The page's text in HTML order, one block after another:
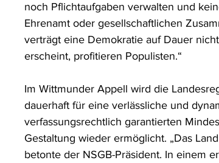
noch Pflichtaufgaben verwalten und
Ehrenamt oder gesellschaftlichen
verträgt eine Demokratie auf Dauer
erscheint, profitieren Populisten.“
Im Wittmunder Appell wird die
dauerhaft für eine verlässliche und
verfassungsrechtlich garantierten
Gestaltung wieder ermöglicht. „Das
betonte der NSGB-Präsident. In einem